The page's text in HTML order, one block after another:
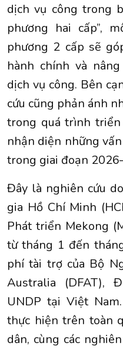
dịch vụ công trong
phương hai cấp”,
phương 2 cấp sẽ
hành chính và
dịch vụ công. Bên
cứu cũng phản ánh
trong quá trình
nhận diện những
trong giai đoạn
Đây là nghiên cứu
gia Hồ Chí Minh
Phát triển Mekong
từ tháng 1 đến
phí tài trợ của Bộ
Australia (DFAT),
UNDP tại Việt
thực hiện trên toàn
dân, cùng các